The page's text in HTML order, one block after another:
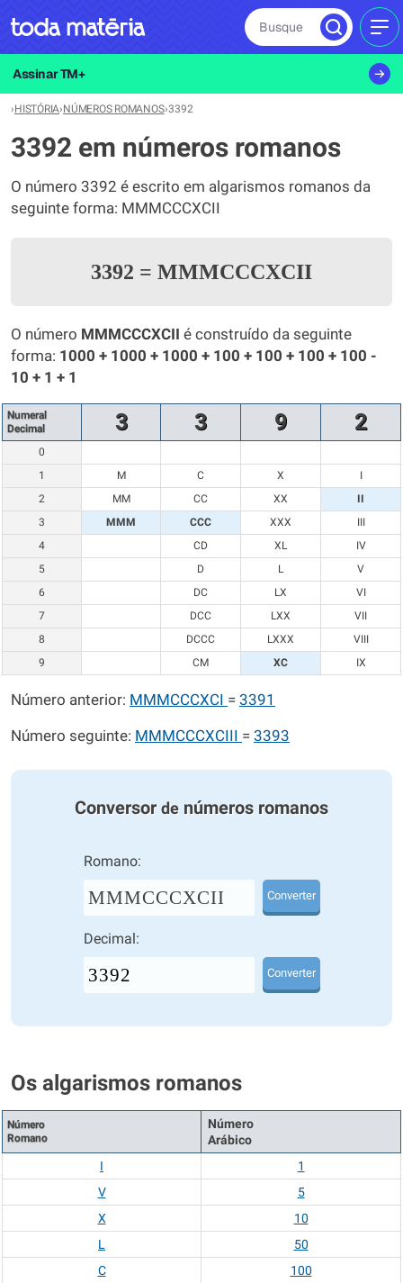
Busque
Assinar TM+
›HISTÓRIA›NÚMEROS ROMANOS›3392
3392 em números romanos
O número 3392 é escrito em algarismos romanos da
seguinte forma: MMMCCCXCII
3392 = MMMCCCXCII
O número MMMCCCXCII é construído da seguinte
forma: 1000 + 1000 + 1000 + 100 + 100 + 100 + 100 -
10 + 1 + 1
Numeral
Decimal
3 3 9 2
0
1
M C X
I
2
MM CC XX
II
3
MMM CCC XXX
III
4
CD XL
IV
5
D L
V
6
DC LX
VI
7
DCC LXX
VII
8
DCCC LXXX
VIII
9
CM XC IX
Número anterior: MMMCCCXCI = 3391
Número seguinte: MMMCCCXCIII = 3393
Conversor de números romanos
Romano:
MMMCCCXCII Converter
Decimal:
Converter
Os algarismos romanos
Número
Romano
Número
Arábico
I
1
V
5
X
10
L
50
C
100